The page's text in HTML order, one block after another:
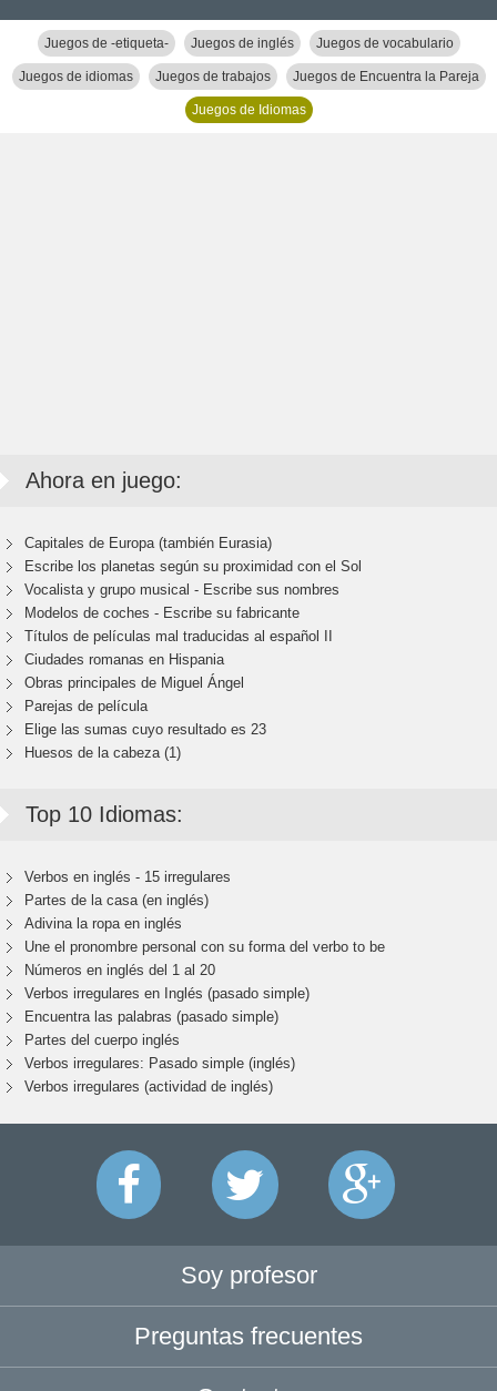
Juegos de -etiqueta- Juegos de inglés Juegos de vocabulario
Juegos de idiomas Juegos de trabajos Juegos de Encuentra la Pareja
Juegos de Idiomas
Ahora en juego:
Capitales de Europa (también Eurasia)
Escribe los planetas según su proximidad con el Sol
Vocalista y grupo musical - Escribe sus nombres
Modelos de coches - Escribe su fabricante
Títulos de películas mal traducidas al español II
Ciudades romanas en Hispania
Obras principales de Miguel Ángel
Parejas de película
Elige las sumas cuyo resultado es 23
Huesos de la cabeza (1)
Top 10 Idiomas:
Verbos en inglés - 15 irregulares
Partes de la casa (en inglés)
Adivina la ropa en inglés
Une el pronombre personal con su forma del verbo to be
Números en inglés del 1 al 20
Verbos irregulares en Inglés (pasado simple)
Encuentra las palabras (pasado simple)
Partes del cuerpo inglés
Verbos irregulares: Pasado simple (inglés)
Verbos irregulares (actividad de inglés)
Soy profesor
Preguntas frecuentes